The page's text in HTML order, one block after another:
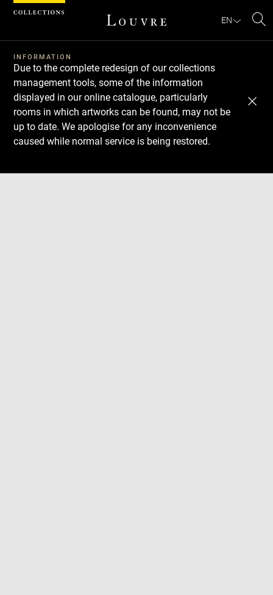
EN
INFORMATION
Due to the complete redesign of our collections
management tools, some of the information
displayed in our online catalogue, particularly
rooms in which artworks can be found, may not be
up to date. We apologise for any inconvenience
caused while normal service is being restored.
Download
Next
Previous
Cookies management panel